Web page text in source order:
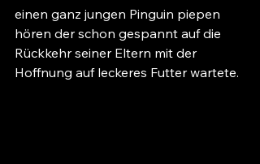
einen ganz jungen Pinguin piepen
hören der schon gespannt auf die
Rückkehr seiner Eltern mit der
Hoffnung auf leckeres Futter wartete.